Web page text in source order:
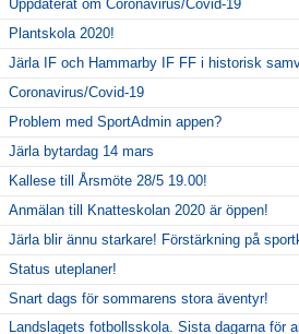
Uppdaterat om Coronavirus/Covid-19
Plantskola 2020!
Järla IF och Hammarby IF FF i historisk
Coronavirus/Covid-19
Problem med SportAdmin appen?
Järla bytardag 14 mars
Kallese till Årsmöte 28/5 19.00!
Anmälan till Knatteskolan 2020 är öppen!
Järla blir ännu starkare! Förstärkning på
Status uteplaner!
Snart dags för sommarens stora äventyr!
Landslagets fotbollsskola. Sista dagarna för